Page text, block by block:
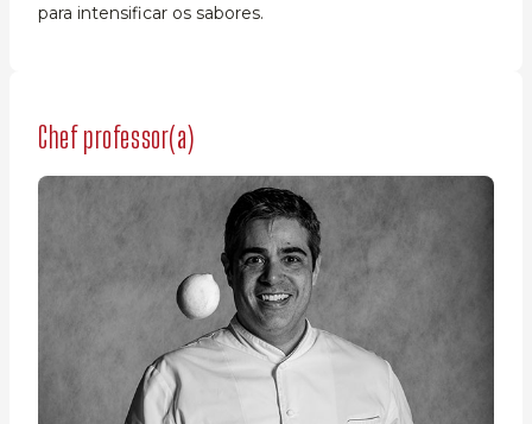
para intensificar os sabores.
Chef professor(a)